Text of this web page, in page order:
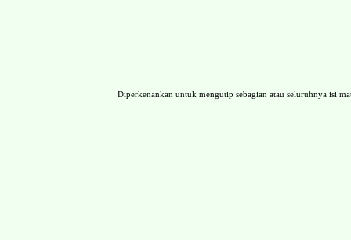
Diperkenankan untuk mengutip sebagian atau seluruhnya isi